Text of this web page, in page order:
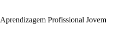
Aprendizagem Profissional Jovem